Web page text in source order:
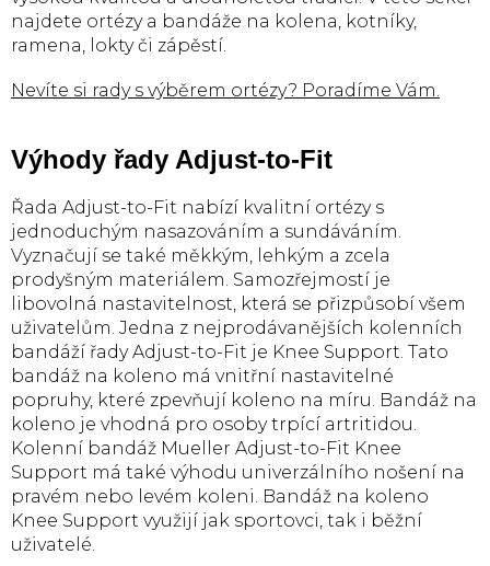
y
p
i
najdete ortézy a bandáže na kolena, kotníky,
ramena, lokty či zápěstí.
Nevíte si rady s výběrem ortézy? Poradíme Vám.
Výhody řady Adjust-to-Fit
Řada Adjust-to-Fit nabízí kvalitní ortézy s
jednoduchým nasazováním a sundáváním.
Vyznačují se také měkkým, lehkým a zcela
prodyšným materiálem. Samozřejmostí je
libovolná nastavitelnost, která se přizpůsobí všem
uživatelům. Jedna z nejprodávanějších kolenních
bandáží řady Adjust-to-Fit je Knee Support. Tato
bandáž na koleno má vnitřní nastavitelné
popruhy, které zpevňují koleno na míru. Bandáž na
koleno je vhodná pro osoby trpící artritidou.
Kolenní bandáž Mueller Adjust-to-Fit Knee
Support má také výhodu univerzálního nošení na
pravém nebo levém koleni. Bandáž na koleno
Knee Support využijí jak sportovci, tak i běžní
uživatelé.